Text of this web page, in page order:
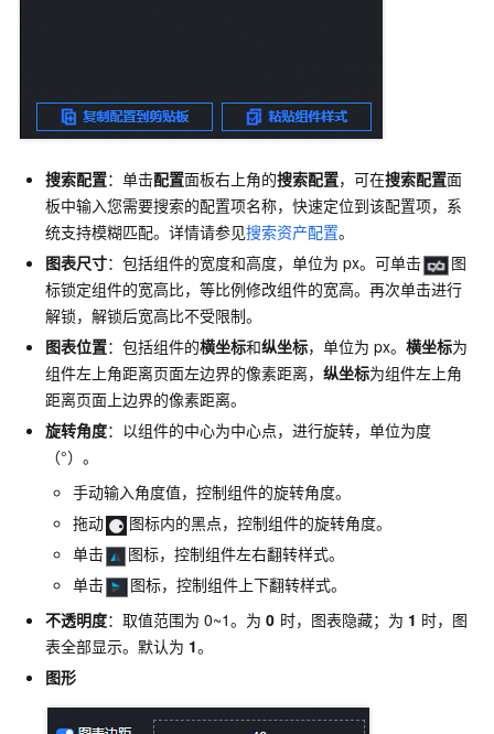
搜索配置：单击配置面板右上角的搜索配置，可在搜索配置面
板中输入您需要搜索的配置项名称，快速定位到该配置项，系
统支持模糊匹配。详情请参见搜索资产配置。
图表尺寸：包括组件的宽度和高度，单位为 px。可单击
图
标锁定组件的宽高比，等比例修改组件的宽高。再次单击进行
解锁，解锁后宽高比不受限制。
图表位置：包括组件的横坐标和纵坐标，单位为 px。横坐标为
组件左上角距离页面左边界的像素距离， 纵坐标为组件左上角
距离页面上边界的像素距离。
旋转角度：以组件的中心为中心点，进行旋转，单位为度
（°）。
手动输入角度值，控制组件的旋转角度。
拖动
图标内的黑点，控制组件的旋转角度。
单击
图标，控制组件左右翻转样式。
单击
图标，控制组件上下翻转样式。
不透明度：取值范围为 0~1。为 0 时，图表隐藏；为 1 时，图
表全部显示。默认为 1。
图形